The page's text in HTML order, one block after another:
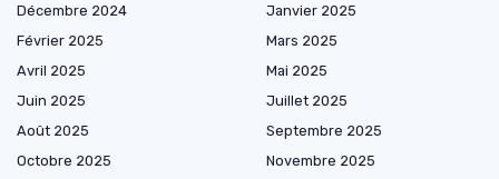
Décembre 2024
Janvier 2025
Février 2025
Mars 2025
Avril 2025
Mai 2025
Juin 2025
Juillet 2025
Août 2025
Septembre 2025
Octobre 2025
Novembre 2025